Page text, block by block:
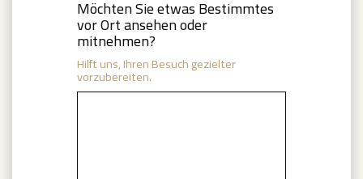
Möchten Sie etwas Bestimmtes
vor Ort ansehen oder
mitnehmen?
Hilft uns, Ihren Besuch gezielter
vorzubereiten.